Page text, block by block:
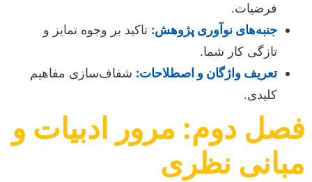
فرضیات.
جنبه‌های نوآوری پژوهش: تاکید بر وجوه تمایز و
تازگی کار شما.
تعریف واژگان و اصطلاحات: شفاف‌سازی مفاهیم
کلیدی.
فصل دوم: مرور ادبیات و
مبانی نظری